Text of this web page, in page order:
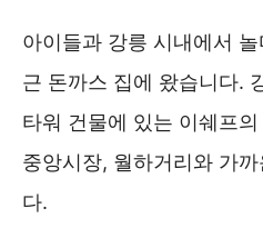
아이들과 강릉 시내에서
근 돈까스 집에 왔습니다.
타워 건물에 있는 이쉐프
중앙시장, 월하거리와 가
다.